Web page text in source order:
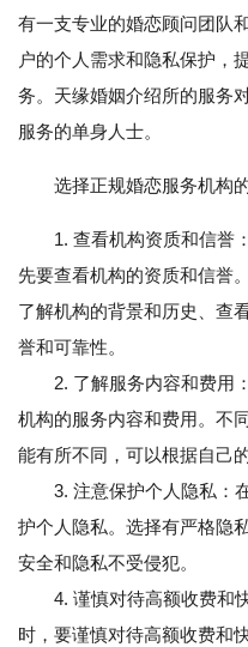
有一支专业的婚恋顾问团队
户的个人需求和隐私保护，
务。天缘婚姻介绍所的服务
服务的单身人士。
选择正规婚恋服务机构
1. 查看机构资质和信誉
先要查看机构的资质和信誉
了解机构的背景和历史、查
誉和可靠性。
2. 了解服务内容和费用：
机构的服务内容和费用。不
能有所不同，可以根据自己
3. 注意保护个人隐私：在
护个人隐私。选择有严格隐
安全和隐私不受侵犯。
4. 谨慎对待高额收费和快
时，要谨慎对待高额收费和